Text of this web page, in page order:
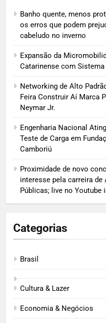
Banho quente, menos
os erros que podem
cabeludo no inverno
Expansão da
Catarinense com
Networking de Alto
Feira Construir Aí Marca
Neymar Jr.
Engenharia Nacional
Teste de Carga em
Camboriú
Proximidade de novo
interesse pela carreira de
Públicas; live no Youtube
Categorias
Brasil
Cultura & Lazer
Economia & Negócios